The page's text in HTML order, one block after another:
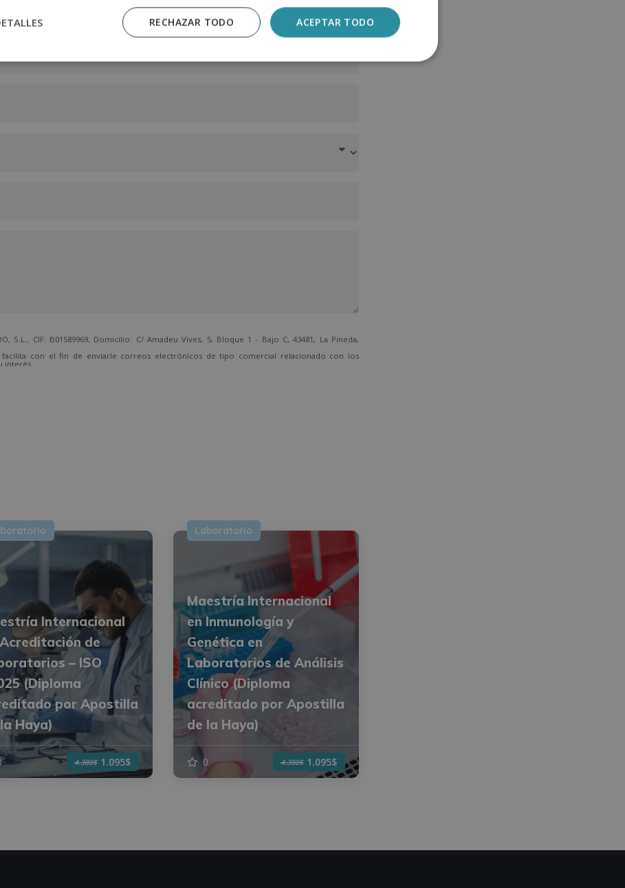
S.L., CIF: B01589969, Domicilio: C/ Amadeu Vives, 5, Bloque 1 - Bajo C, 43481, La Pineda,
con el fin de enviarle correos electrónicos de tipo comercial relacionado con los
interés.
dirigiéndose a la dirección direccion@grupotarraco.com.
Internacional
de
– ISO
(Diploma
por Apostilla
Haya)
4.380$ 1.095$
Laboratorio
Maestría Internacional
en Inmunología y
Genética en
Laboratorios de Análisis
Clínico (Diploma
acreditado por Apostilla
de la Haya)
0 4.380$ 1.095$
ACEPTAR TODO
RECHAZAR TODO